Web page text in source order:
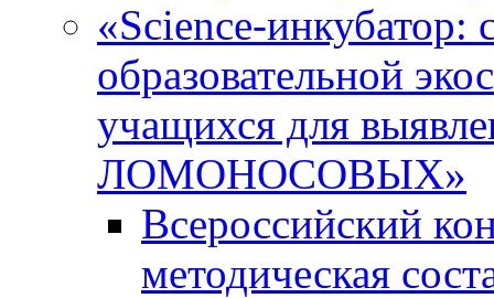
«Science-инкубатор:
образовательной
учащихся для
ЛОМОНОСОВЫХ»
Всероссийский
методическая